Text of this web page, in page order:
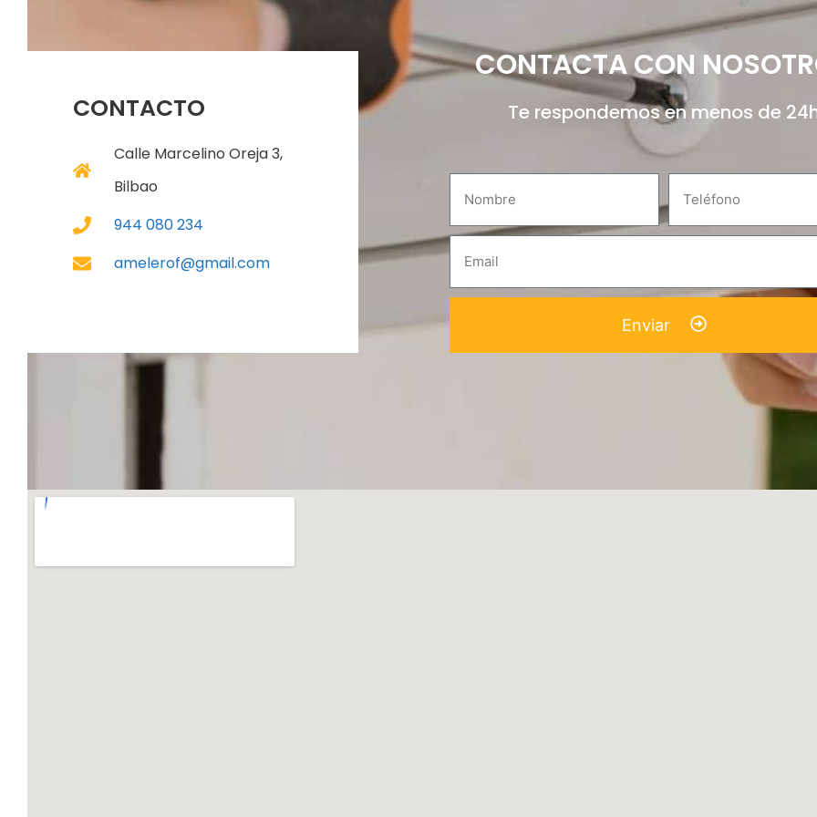
CONTACTO
Calle Marcelino Oreja 3,
Bilbao
944 080 234
amelerof@gmail.com
CONTACTA CON
Te respondemos en menos de
Enviar